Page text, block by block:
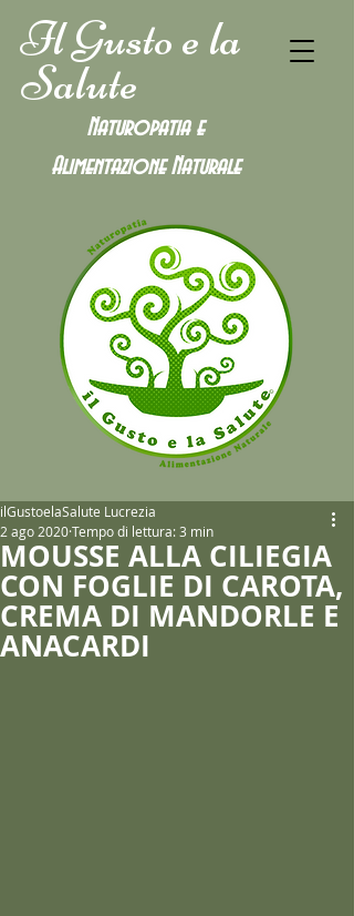
Il Gusto e la
Salute
Naturopatia e
Alimentazione Naturale
MOUSSE ALLA CILIEGIA
CON FOGLIE DI CAROTA,
CREMA DI MANDORLE E
ANACARDI
ilGustoelaSalute Lucrezia
2 ago 2020Tempo di lettura: 3 min